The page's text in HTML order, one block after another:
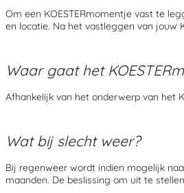
Om een KOESTERmomentje vast te
en locatie. Na het vastleggen van jouw
Waar gaat het
Afhankelijk van het onderwerp van het
Wat bij slecht weer?
Bij regenweer wordt indien mogelijk
maanden. De beslissing om uit te